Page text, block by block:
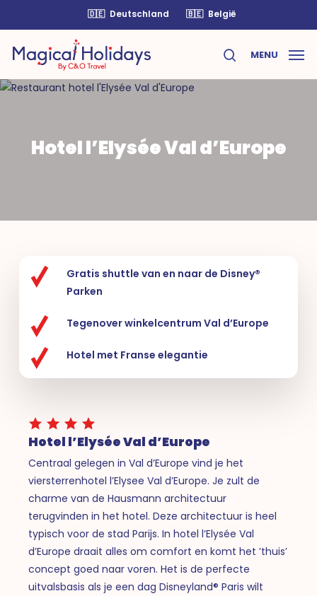
main
content
🇩🇪 Deutschland 🇧🇪 België
search
MENU
Hotel l’Elysée Val d’Europe
Gratis shuttle van en naar de Disney®
Parken
Tegenover winkelcentrum Val d’Europe
Hotel met Franse elegantie
Hotel l’Elysée Val d’Europe
Centraal gelegen in Val d’Europe vind je het
viersterrenhotel l’Elysee Val d’Europe. Je zult de
charme van de Hausmann architectuur
terugvinden in het hotel. Deze architectuur is heel
typisch voor de stad Parijs. In hotel l’Elysée Val
d’Europe draait alles om comfort en komt het ’thuis’
concept goed naar voren. Het is de perfecte
uitvalsbasis als je een dag Disneyland® Paris wilt